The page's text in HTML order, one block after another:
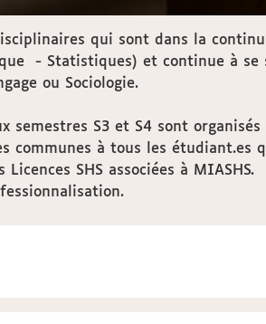
qui sont dans la
- Statistiques) et continue à se
ou Sociologie.
semestres S3 et S4 sont
à tous les étudiant.es
SHS associées à MIASHS.